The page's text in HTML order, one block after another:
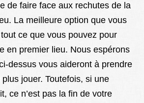
de faire face aux rechutes de la
La meilleure option que vous
ce que vous pouvez pour
en premier lieu. Nous espérons
dessus vous aideront à prendre
jouer. Toutefois, si une
ce n’est pas la fin de votre